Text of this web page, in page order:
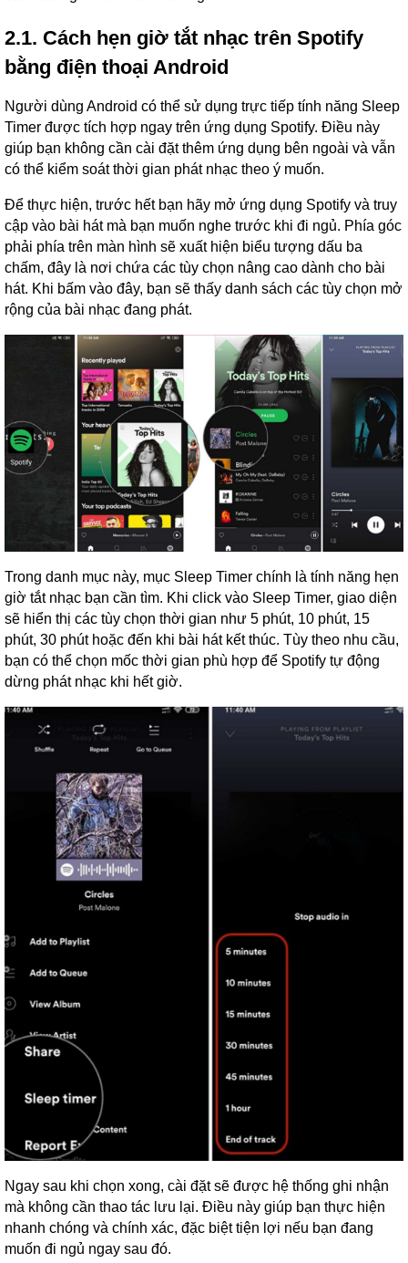
2.1. Cách hẹn giờ tắt nhạc trên Spotify
bằng điện thoại Android
Người dùng Android có thể sử dụng trực tiếp tính năng Sleep
Timer được tích hợp ngay trên ứng dụng Spotify. Điều này
giúp bạn không cần cài đặt thêm ứng dụng bên ngoài và vẫn
có thể kiểm soát thời gian phát nhạc theo ý muốn.
Để thực hiện, trước hết bạn hãy mở ứng dụng Spotify và truy
cập vào bài hát mà bạn muốn nghe trước khi đi ngủ. Phía góc
phải phía trên màn hình sẽ xuất hiện biểu tượng dấu ba
chấm, đây là nơi chứa các tùy chọn nâng cao dành cho bài
hát. Khi bấm vào đây, bạn sẽ thấy danh sách các tùy chọn mở
rộng của bài nhạc đang phát.
Trong danh mục này, mục Sleep Timer chính là tính năng hẹn
giờ tắt nhạc bạn cần tìm. Khi click vào Sleep Timer, giao diện
sẽ hiển thị các tùy chọn thời gian như 5 phút, 10 phút, 15
phút, 30 phút hoặc đến khi bài hát kết thúc. Tùy theo nhu cầu,
bạn có thể chọn mốc thời gian phù hợp để Spotify tự động
dừng phát nhạc khi hết giờ.
Ngay sau khi chọn xong, cài đặt sẽ được hệ thống ghi nhận
mà không cần thao tác lưu lại. Điều này giúp bạn thực hiện
nhanh chóng và chính xác, đặc biệt tiện lợi nếu bạn đang
muốn đi ngủ ngay sau đó.